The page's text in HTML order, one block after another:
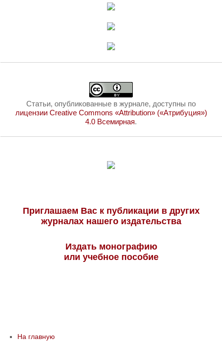
Статьи, опубликованные в журнале, доступны по
лицензии Creative Commons «Attribution» («Атрибуция»)
4.0 Всемирная.
Приглашаем Вас к публикации в других
журналах нашего издательства
Издать монографию
или учебное пособие
На главную